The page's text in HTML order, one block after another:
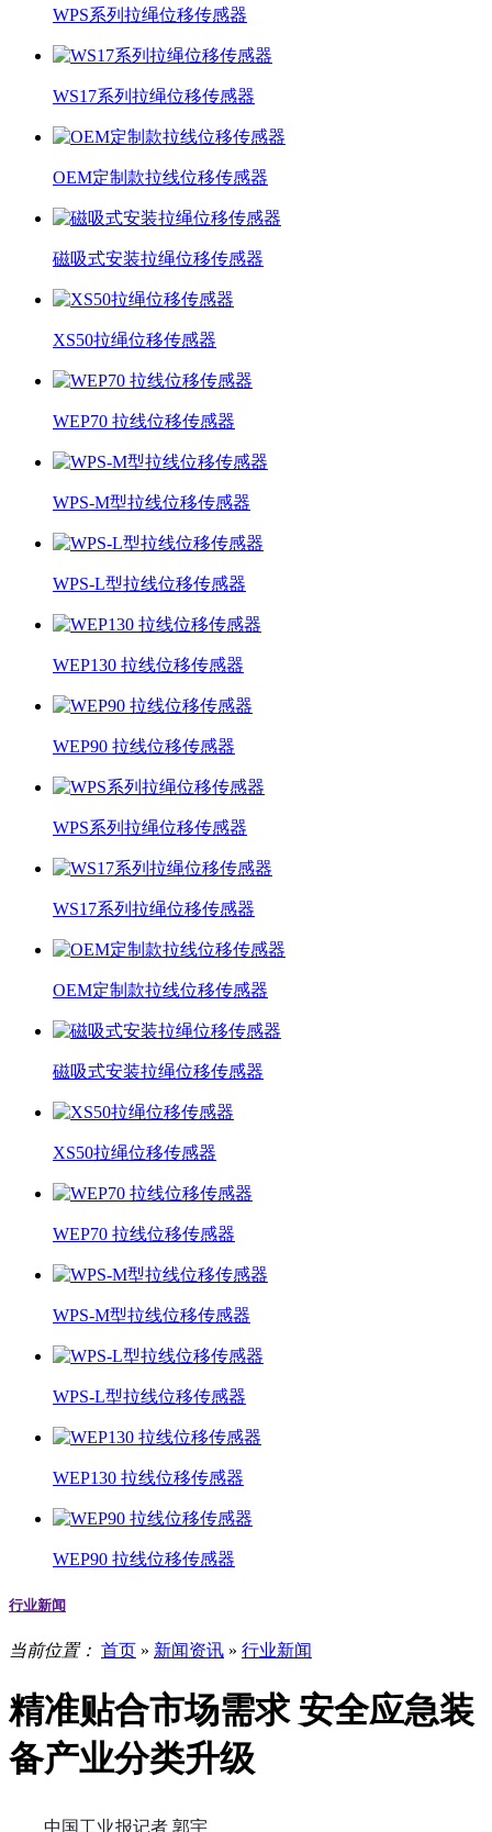
WPS系列拉绳位移传感器
WS17系列拉绳位移传感器
OEM定制款拉线位移传感器
磁吸式安装拉绳位移传感器
XS50拉绳位移传感器
WEP70 拉线位移传感器
WPS-M型拉线位移传感器
WPS-L型拉线位移传感器
WEP130 拉线位移传感器
WEP90 拉线位移传感器
WPS系列拉绳位移传感器
WS17系列拉绳位移传感器
OEM定制款拉线位移传感器
磁吸式安装拉绳位移传感器
XS50拉绳位移传感器
WEP70 拉线位移传感器
WPS-M型拉线位移传感器
WPS-L型拉线位移传感器
WEP130 拉线位移传感器
WEP90 拉线位移传感器
行业新闻
当前位置： 首页 » 新闻资讯 » 行业新闻
精准贴合市场需求 安全应急装
备产业分类升级
中国工业报记者 郭宇